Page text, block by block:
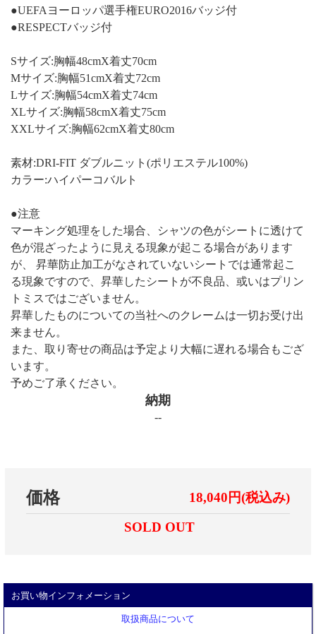
●UEFAヨーロッパ選手権EURO2016バッジ付
●RESPECTバッジ付
Sサイズ:胸幅48cmX着丈70cm
Mサイズ:胸幅51cmX着丈72cm
Lサイズ:胸幅54cmX着丈74cm
XLサイズ:胸幅58cmX着丈75cm
XXLサイズ:胸幅62cmX着丈80cm
素材:DRI-FIT ダブルニット(ポリエステル100%)
カラー:ハイパーコバルト
●注意
マーキング処理をした場合、シャツの色がシートに透けて
色が混ざったように見える現象が起こる場合があります
が、 昇華防止加工がなされていないシートでは通常起こ
る現象ですので、昇華したシートが不良品、或いはプリン
トミスではございません。
昇華したものについての当社へのクレームは一切お受け出
来ません。
また、取り寄せの商品は予定より大幅に遅れる場合もござ
います。
予めご了承ください。
納期
--
価格
18,040円(税込み)
SOLD OUT
お買い物インフォメーション
取扱商品について